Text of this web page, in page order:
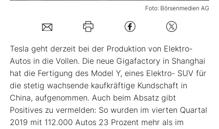
Folgen Sie uns
Kontakt
Foto: Börsenmedien AG
Tesla geht derzeit bei der Produktion von Elektro-
Autos in die Vollen. Die neue Gigafactory in Shanghai
hat die Fertigung des Model Y, eines Elektro- SUV für
die stetig wachsende kaufkräftige Kundschaft in
China, aufgenommen. Auch beim Absatz gibt
Positives zu vermelden: So wurden im vierten Quartal
2019 mit 112.000 Autos 23 Prozent mehr als im